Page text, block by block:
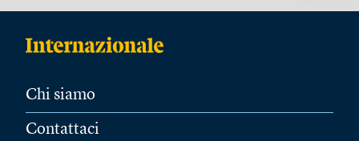
Chi siamo
Contattaci